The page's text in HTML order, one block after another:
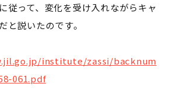
従って、変化を受け入れながらキャ
と説いたのです。
institute/zassi/backnum
061.pdf